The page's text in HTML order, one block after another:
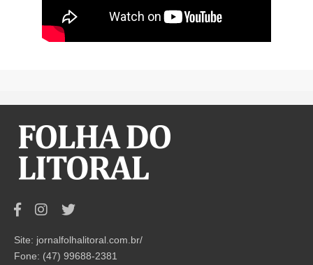
Site: jornalfolhalitoral.com.br/
Fone: (47) 99688-2381